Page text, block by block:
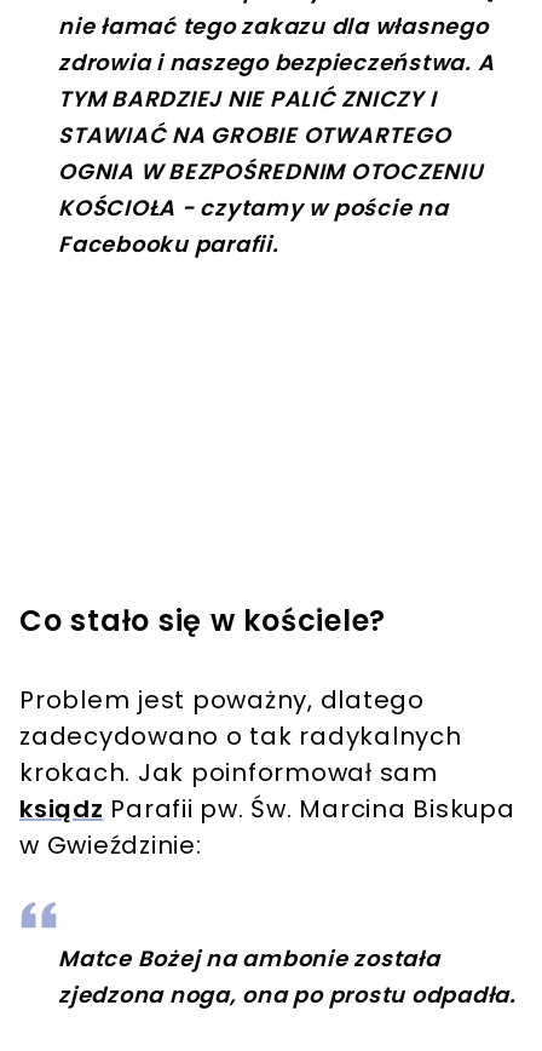
nie łamać tego zakazu dla własnego
zdrowia i naszego bezpieczeństwa. A
TYM BARDZIEJ NIE PALIĆ ZNICZY I
STAWIAĆ NA GROBIE OTWARTEGO
OGNIA W BEZPOŚREDNIM OTOCZENIU
KOŚCIOŁA - czytamy w poście na
Facebooku parafii.
Co stało się w kościele?
Problem jest poważny, dlatego
zadecydowano o tak radykalnych
krokach. Jak poinformował sam
ksiądz Parafii pw. Św. Marcina Biskupa
w Gwieździnie:
Matce Bożej na ambonie została
zjedzona noga, ona po prostu odpadła.